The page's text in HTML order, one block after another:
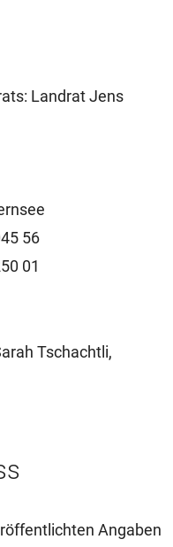
Landrat Jens
56
01
Tschachtli,
Angaben